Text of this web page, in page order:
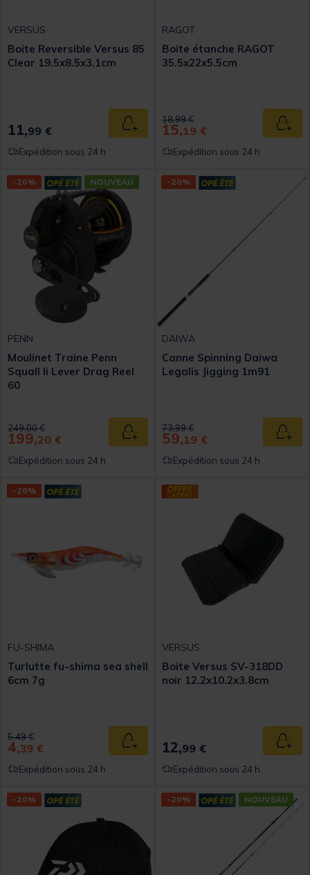
VERSUS
Boite Reversible Versus 85
Clear 19.5x8.5x3.1cm
11,99 € Ajouter au panier
Expédition sous 24 h
RAGOT
Boite étanche RAGOT
35.5x22x5.5cm
Price reduced from
18,99 €to
15,19 €
Expédition sous 24 h
-20% NOUVEAU
PENN
Moulinet Traine Penn
Squall Ii Lever Drag Reel
60
Price reduced from
249,00 €to
199,20 € Ajouter au panier
Expédition sous 24 h
-20%
DAIWA
Canne Spinning Daiwa
Legalis Jigging 1m91
Price reduced from
73,99 €to
59,19 €
Expédition sous 24 h
-20%
FU-SHIMA
Turlutte fu-shima sea shell
6cm 7g
Price reduced from
5,49 €to
4,39 € Ajouter au panier
Expédition sous 24 h
VERSUS
Boite Versus SV-318DD
noir 12.2x10.2x3.8cm
12,99 €
Expédition sous 24 h
-20% -20% NOUVEAU